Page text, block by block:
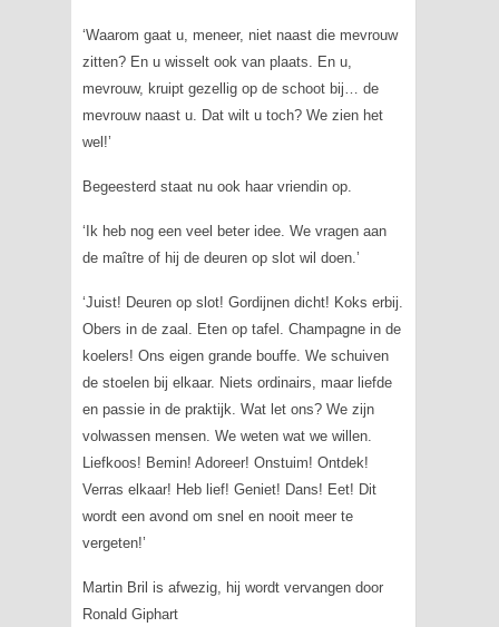
‘Waarom gaat u, meneer, niet naast die mevrouw
zitten? En u wisselt ook van plaats. En u,
mevrouw, kruipt gezellig op de schoot bij… de
mevrouw naast u. Dat wilt u toch? We zien het
wel!’
Begeesterd staat nu ook haar vriendin op.
‘Ik heb nog een veel beter idee. We vragen aan
de maître of hij de deuren op slot wil doen.’
‘Juist! Deuren op slot! Gordijnen dicht! Koks erbij.
Obers in de zaal. Eten op tafel. Champagne in de
koelers! Ons eigen grande bouffe. We schuiven
de stoelen bij elkaar. Niets ordinairs, maar liefde
en passie in de praktijk. Wat let ons? We zijn
volwassen mensen. We weten wat we willen.
Liefkoos! Bemin! Adoreer! Onstuim! Ontdek!
Verras elkaar! Heb lief! Geniet! Dans! Eet! Dit
wordt een avond om snel en nooit meer te
vergeten!’
Martin Bril is afwezig, hij wordt vervangen door
Ronald Giphart